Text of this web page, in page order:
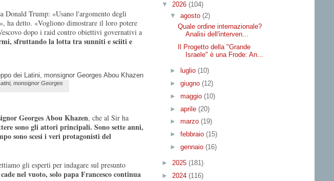
Donald Trump: «Usano l'argomento degli
ha detto. «Vogliono dimostrare il loro potere
dopo i raid contro obiettivi governativi a
sfruttando la lotta tra sunniti e sciiti e
monsignor Georges
Georges Abou Khazen, che al Sir ha
sono gli attori principali. Sono sette anni,
sono scesi i veri protagonisti del
gli esperti per indagare sul presunto
nel vuoto, solo papa Francesco continua
▼ 2026 (104)
▼ agosto (2)
Quale ordine internazionale?
Analisi dell'interven...
Il Progetto della "Grande
Israele" è una Frode: An...
► luglio (10)
► giugno (12)
► maggio (10)
► aprile (20)
► marzo (19)
► febbraio (15)
► gennaio (16)
► 2025 (181)
► 2024 (116)